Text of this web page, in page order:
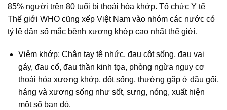
85% người trên 80 tuổi bị thoái hóa khớp. Tổ chức Y tế
Thế giới WHO cũng xếp Việt Nam vào nhóm các nước có
tỷ lệ dân số mắc bệnh xương khớp cao nhất thế giới.
Viêm khớp: Chân tay tê nhức, đau cột sống, đau vai
gáy, đau cổ, đau thần kinh tọa, phòng ngừa nguy cơ
thoái hóa xương khớp, đốt sống, thường gặp ở đầu gối,
háng và xương sống như sốt, sưng, nóng, xuất hiện
một số ban đỏ.